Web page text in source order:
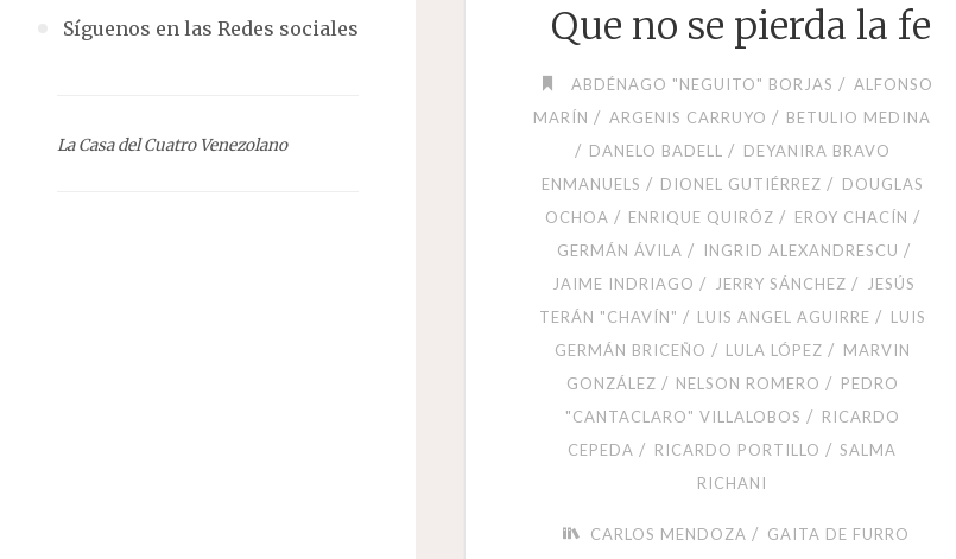
Síguenos en las Redes sociales
La Casa del Cuatro Venezolano
Que no se pierda la fe
ABDÉNAGO "NEGUITO" BORJAS / ALFONSO
MARÍN / ARGENIS CARRUYO / BETULIO MEDINA
/ DANELO BADELL / DEYANIRA BRAVO
ENMANUELS / DIONEL GUTIÉRREZ / DOUGLAS
OCHOA / ENRIQUE QUIRÓZ / EROY CHACÍN /
GERMÁN ÁVILA / INGRID ALEXANDRESCU /
JAIME INDRIAGO / JERRY SÁNCHEZ /
JESÚS
TERÁN "CHAVÍN" / LUIS ANGEL AGUIRRE / LUIS
GERMÁN BRICEÑO / LULA LÓPEZ / MARVIN
GONZÁLEZ / NELSON ROMERO / PEDRO
"CANTACLARO" VILLALOBOS / RICARDO
CEPEDA / RICARDO PORTILLO / SALMA
RICHANI
CARLOS MENDOZA / GAITA DE FURRO